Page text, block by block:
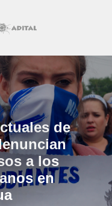
de
a los
en